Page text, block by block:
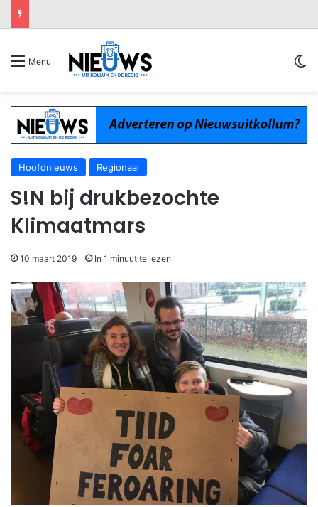
Menu
Hoofdnieuws Regionaal
S!N bij drukbezochte
Klimaatmars
10 maart 2019 In 1 minuut te lezen